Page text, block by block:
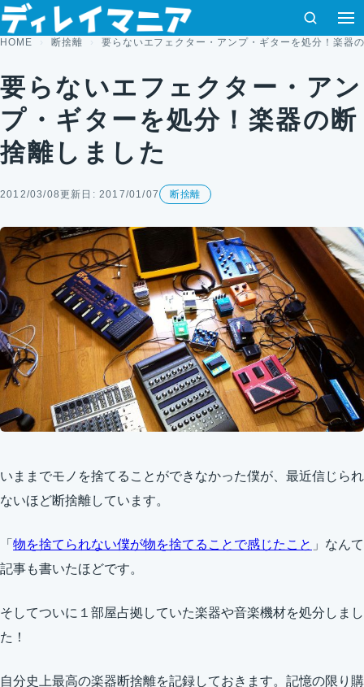
コンテンツへスキップ
検索
HOME 断捨離 要らないエフェクター・アンプ・ギターを処分！楽器
要らないエフェクター・アン
プ・ギターを処分！楽器の断
捨離しました
2012/03/08更新日: 2017/01/07 断捨離
いままでモノを捨てることができなかった僕が、最近信じられ
ないほど断捨離しています。
「 物を捨てられない僕が物を捨てることで感じたこと 」なんて
記事も書いたほどです。
そしてついに１部屋占拠していた楽器や音楽機材を処分しまし
た！
自分史上最高の楽器断捨離を記録しておきます。記憶の限り購